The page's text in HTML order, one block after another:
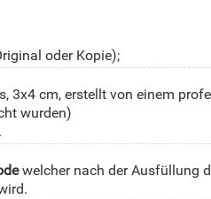
oder Kopie);
3x4 cm, erstellt von einem
wurden)
welcher nach der Ausfüllung